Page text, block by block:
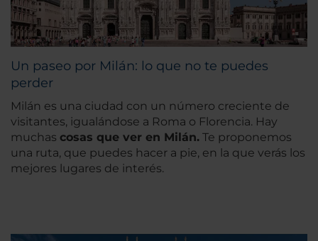
Un paseo por Milán: lo que no te puedes
perder
Milán es una ciudad con un número creciente de
visitantes, igualándose a Roma o Florencia. Hay
muchas cosas que ver en Milán. Te proponemos
una ruta, que puedes hacer a pie, en la que verás los
mejores lugares de interés.